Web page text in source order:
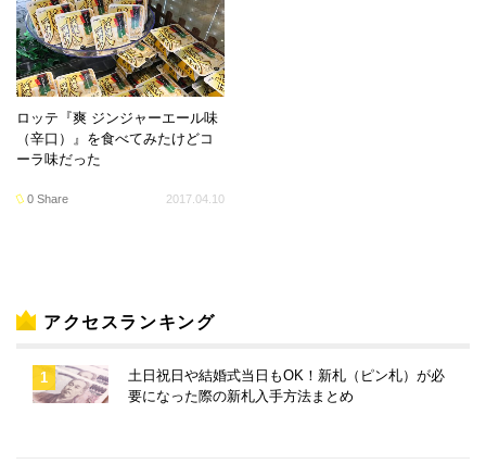
ロッテ『爽 ジンジャーエール味
（辛口）』を食べてみたけどコ
ーラ味だった
0 Share 2017.04.10
アクセスランキング
土日祝日や結婚式当日もOK！新札（ピン札）が必
要になった際の新札入手方法まとめ